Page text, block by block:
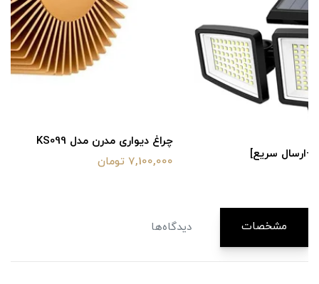
7,100,000 تومان
مشخصات دیدگاه‌ها